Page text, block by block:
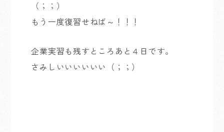
（；；）
もう一度復習せねば～！！！
企業実習も残すところあと４日です。
さみしいいいいいい（；；）